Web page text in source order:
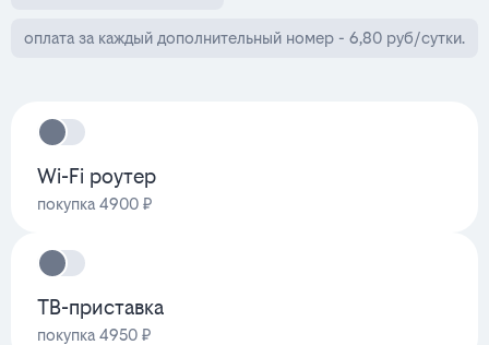
оплата за каждый дополнительный номер - 6,80 руб/сутки.
Wi-Fi роутер
покупка 4900 ₽
ТВ-приставка
покупка 4950 ₽